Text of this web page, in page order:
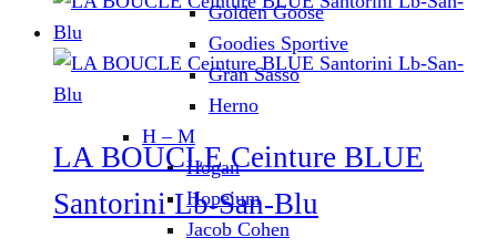
Golden Goose
Goodies Sportive
Gran Sasso
Herno
H – M
Hogan
Hopeium
Jacob Cohen
LA BOUCLE Ceinture BLUE
Santorini Lb-San-Blu